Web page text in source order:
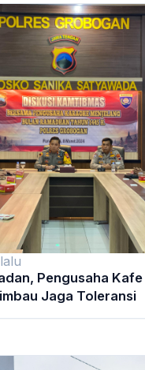
Pengusaha
Jaga Toleransi